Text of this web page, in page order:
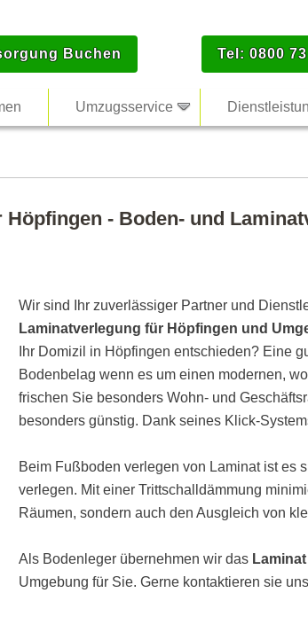
Buchen Tel: 0800
Umzugsservice
- Boden- und
Wir sind Ihr zuverlässiger Partner und
Laminatverlegung für Höpfingen und
Ihr Domizil in Höpfingen entschieden? Eine
Bodenbelag wenn es um einen modernen,
frischen Sie besonders Wohn- und
besonders günstig. Dank seines Klick-
Beim Fußboden verlegen von Laminat ist es
verlegen. Mit einer Trittschalldämmung
Räumen, sondern auch den Ausgleich von
Als Bodenleger übernehmen wir das
Umgebung für Sie. Gerne kontaktieren sie